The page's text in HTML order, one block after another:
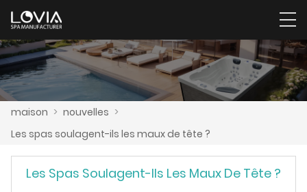
maison > nouvelles >
Les spas soulagent-ils les maux de tête ?
Les Spas Soulagent-Ils Les Maux De Tête ?